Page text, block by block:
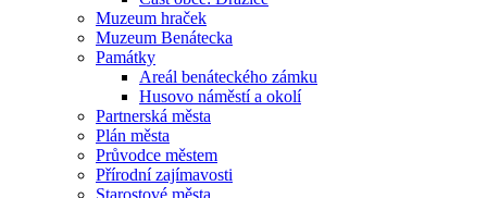
Muzeum hraček
Muzeum Benátecka
Památky
Areál benáteckého zámku
Husovo náměstí a okolí
Partnerská města
Plán města
Průvodce městem
Přírodní zajímavosti
Starostové města